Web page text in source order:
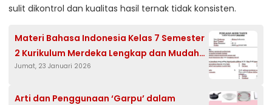
sulit dikontrol dan kualitas hasil ternak tidak konsisten.
Materi Bahasa Indonesia Kelas 7 Semester
2 Kurikulum Merdeka Lengkap dan Mudah
Dipahami
Jumat, 23 Januari 2026
Arti dan Penggunaan ‘Garpu’ dalam